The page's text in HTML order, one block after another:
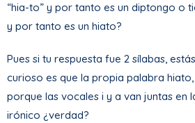
“hia-to” y por tanto es un diptongo o
y por tanto es un hiato?
Pues si tu respuesta fue 2 sílabas,
curioso es que la propia palabra
porque las vocales i y a van juntas en
irónico ¿verdad?